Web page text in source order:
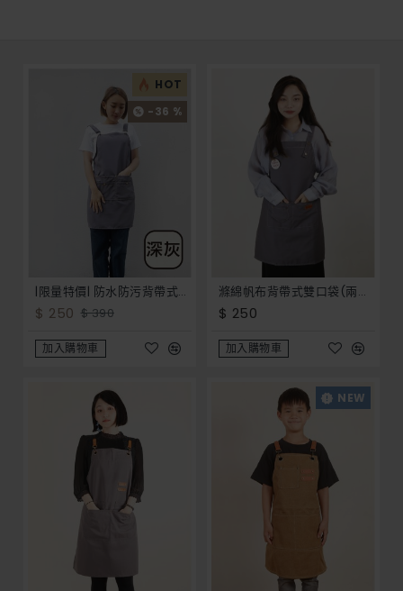
HOT
-36 %
|限量特價| 防水防污背帶式四口袋圍裙-8色
$ 250 $ 390
加入購物車
滌綿帆布背帶式雙口袋(兩釦小口袋)圍裙-灰色
$ 250
加入購物車
NEW